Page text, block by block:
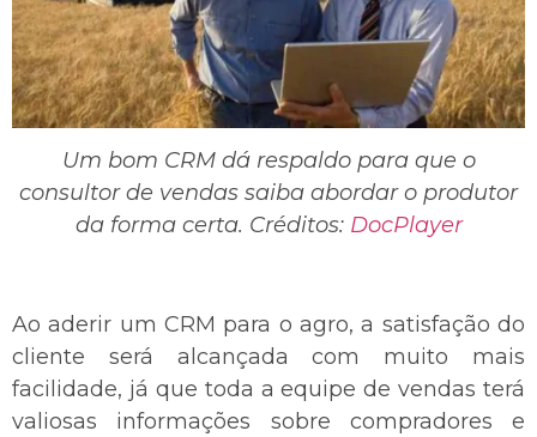
Um bom CRM dá respaldo para que o
consultor de vendas saiba abordar o produtor
da forma certa. Créditos: DocPlayer
Ao aderir um CRM para o agro, a satisfação do
cliente será alcançada com muito mais
facilidade, já que toda a equipe de vendas terá
valiosas informações sobre compradores e